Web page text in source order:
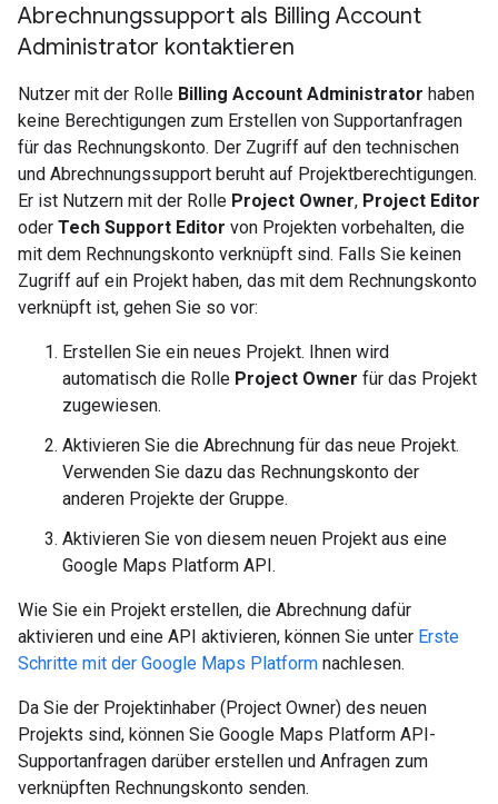
Abrechnungssupport als Billing Account
Administrator kontaktieren
Nutzer mit der Rolle Billing Account Administrator haben
keine Berechtigungen zum Erstellen von Supportanfragen
für das Rechnungskonto. Der Zugriff auf den technischen
und Abrechnungssupport beruht auf Projektberechtigungen.
Er ist Nutzern mit der Rolle Project Owner, Project Editor
oder Tech Support Editor von Projekten vorbehalten, die
mit dem Rechnungskonto verknüpft sind. Falls Sie keinen
Zugriff auf ein Projekt haben, das mit dem Rechnungskonto
verknüpft ist, gehen Sie so vor:
Erstellen Sie ein neues Projekt. Ihnen wird
automatisch die Rolle Project Owner für das Projekt
zugewiesen.
Aktivieren Sie die Abrechnung für das neue Projekt.
Verwenden Sie dazu das Rechnungskonto der
anderen Projekte der Gruppe.
Aktivieren Sie von diesem neuen Projekt aus eine
Google Maps Platform API.
Wie Sie ein Projekt erstellen, die Abrechnung dafür
aktivieren und eine API aktivieren, können Sie unter Erste
Schritte mit der Google Maps Platform nachlesen.
Da Sie der Projektinhaber (Project Owner) des neuen
Projekts sind, können Sie Google Maps Platform API-
Supportanfragen darüber erstellen und Anfragen zum
verknüpften Rechnungskonto senden.